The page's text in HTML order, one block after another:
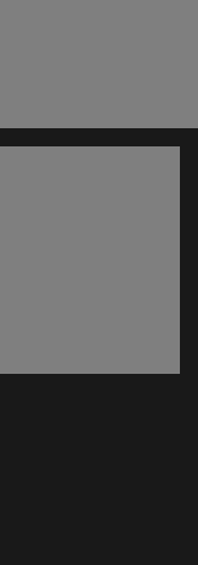
ventana)
ventana)